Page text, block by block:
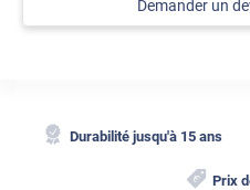
Demander un
Durabilité jusqu'à 15 ans
Prix